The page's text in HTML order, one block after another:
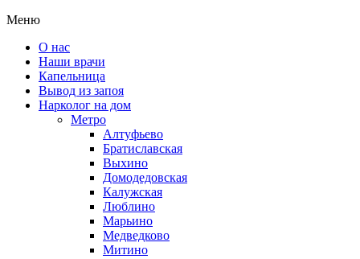
Меню
О нас
Наши врачи
Капельница
Вывод из запоя
Нарколог на дом
Метро
Алтуфьево
Братиславская
Выхино
Домодедовская
Калужская
Люблино
Марьино
Медведково
Митино